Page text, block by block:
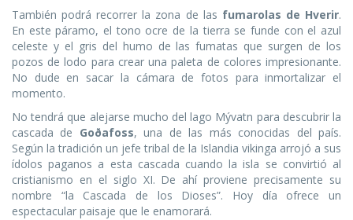
También podrá recorrer la zona de las fumarolas de Hverir.
En este páramo, el tono ocre de la tierra se funde con el azul
celeste y el gris del humo de las fumatas que surgen de los
pozos de lodo para crear una paleta de colores impresionante.
No dude en sacar la cámara de fotos para inmortalizar el
momento.
No tendrá que alejarse mucho del lago Mývatn para descubrir la
cascada de Goðafoss, una de las más conocidas del país.
Según la tradición un jefe tribal de la Islandia vikinga arrojó a sus
ídolos paganos a esta cascada cuando la isla se convirtió al
cristianismo en el siglo XI. De ahí proviene precisamente su
nombre “la Cascada de los Dioses”. Hoy día ofrece un
espectacular paisaje que le enamorará.